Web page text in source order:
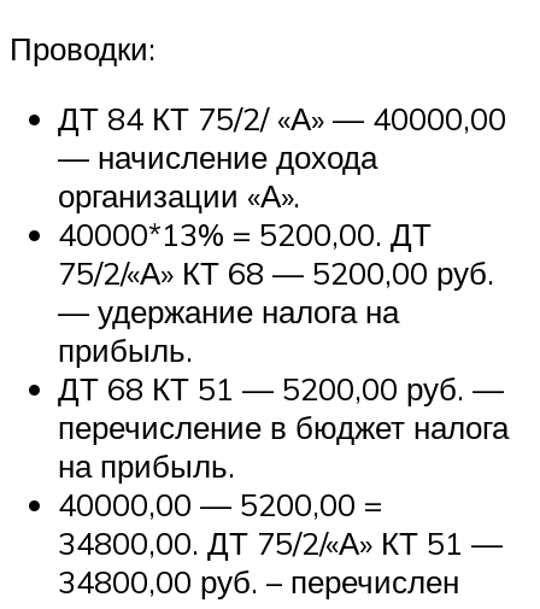
Проводки:
ДТ 84 КТ 75/2/ «А» — 40000,00
— начисление дохода
организации «А».
40000*13% = 5200,00. ДТ
75/2/«А» КТ 68 — 5200,00 руб.
— удержание налога на
прибыль.
ДТ 68 КТ 51 — 5200,00 руб. —
перечисление в бюджет налога
на прибыль.
40000,00 — 5200,00 =
34800,00. ДТ 75/2/«А» КТ 51 —
34800,00 руб. – перечислен